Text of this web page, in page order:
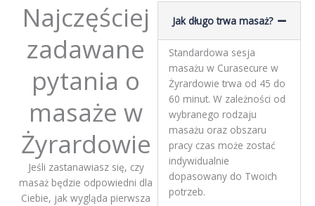
Najczęściej
zadawane
pytania o
masaże w
Żyrardowie
Jeśli zastanawiasz się, czy
masaż będzie odpowiedni dla
Ciebie, jak wygląda pierwsza
Jak długo trwa masaż?
Standardowa sesja
masażu w Curasecure w
Żyrardowie trwa od 45 do
60 minut. W zależności od
wybranego rodzaju
masażu oraz obszaru
pracy czas może zostać
indywidualnie
dopasowany do Twoich
potrzeb.